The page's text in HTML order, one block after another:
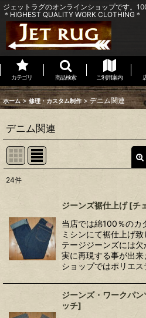
ジェットラグのオンラインショップです。
＊HIGHEST QUALITY WORK CLOTHING＊
カテゴリ 商品検索 ご利用案内
ホーム > 修理・カスタム制作 > デニム関連
デニム関連
並び順:
絞り込
24件
ジーンズ裾仕上げ [チ
当店では綿100％のカ
ミシンにて裾仕上げ
テージジーンズには
実に再現する事が出
ショップではポリエ
ジーンズ・ワークパ
ッチ]